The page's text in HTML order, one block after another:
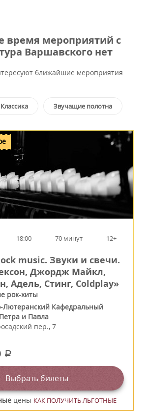
время мероприятий с
Варшавского нет
ближайшие мероприятия
Классика Звучащие полотна
18:00 70 минут 12+
music. Звуки и свечи.
Джордж Майкл,
Адель, Стинг, Coldplay»
рок-хиты
Лютеранский Кафедральный
и Павла
пер., 7
a
Выбрать билеты
цены КАК ПОЛУЧИТЬ ЛЬГОТНЫЕ